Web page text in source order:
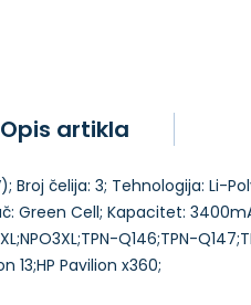
Opis artikla
Broj čelija: 3; Tehnologija: Li-
Kapacitet: 3400mAh;
Q146;TPN-